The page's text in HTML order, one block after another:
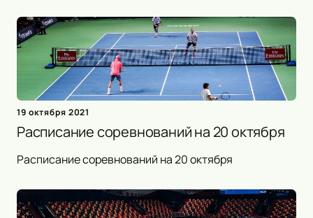
19 октября 2021
Расписание соревнований на 20 октября
Расписание соревнований на 20 октября